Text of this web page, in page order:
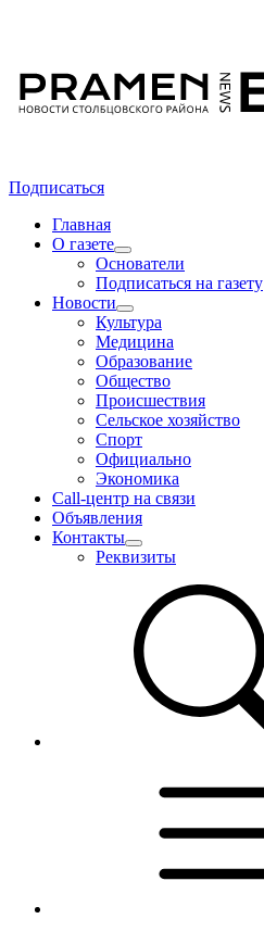
Подписаться
Главная
О газете
Основатели
Подписаться на газету
Новости
Культура
Медицина
Образование
Общество
Происшествия
Сельское хозяйство
Спорт
Официально
Экономика
Call-центр на связи
Объявления
Контакты
Реквизиты